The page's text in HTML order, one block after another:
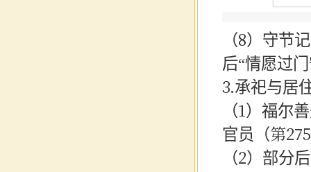
（8）守节
后“情愿过
3.承祀与居
（1）福尔
官员（第
（2）部分